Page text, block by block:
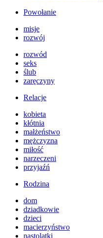
Powołanie
misje
rozwój
rozwód
seks
ślub
zaręczyny
Relacje
kobieta
kłótnia
małżeństwo
mężczyzna
miłość
narzeczeni
przyjaźń
Rodzina
dom
dziadkowie
dzieci
macierzyństwo
nastolatki